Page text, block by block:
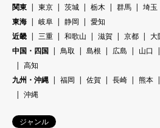
関東
東京 茨城 栃木 群馬 埼玉
東海
岐阜 静岡
愛知
近畿
三重 和歌山 滋賀 京都 大
中国・四国
鳥取 島根 広島 山口
高知
九州・沖縄
福岡 佐賀 長崎 熊本
沖縄
ジャンル